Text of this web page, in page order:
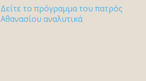
Δείτε το πρόγραμμα του πατρός
Αθανασίου αναλυτικά